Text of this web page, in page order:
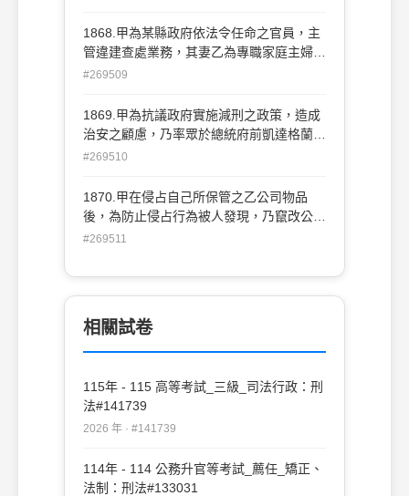
320條) (D)侵占罪(刑法第336條第1項)
1868.甲為某縣政府依法令任命之官員，主
管違建查處業務，其妻乙為專職家庭主婦。
某日，乙在甲不知情之情況下，收取違建戶
問：乙、丙之行為，應如何論處？ (A)乙成
立收受賄賂罪，丙成立行賄罪 (B)乙成立準
#269509
1869.甲為抗議政府實施減刑之政策，造成
治安之顧慮，乃率眾於總統府前凱達格蘭大
道上靜坐抗議，意圖為強暴脅迫，已受該管
行為已經成立刑法上之犯罪，此種犯罪型
態，在學說上稱為： (A)純正作為犯 (B)純
#269510
1870.甲在侵占自己所保管之乙公司物品
後，為防止侵占行為被人發現，乃竄改公司
之帳冊紀錄。試問：依據現行刑法規定及實
占罪與偽造私文書罪，依數罪併罰處斷 (B)
偽造私文書行為屬於不罰後行為，被侵占罪
罰前行為，被偽造私文書行為所吸收，僅論
以偽造私文 書罪 (D)成立侵占罪與偽造私文
#269511
相關試卷
115年 - 115 高等考試_三級_司法行政：刑
法#141739
2026 年 · #141739
114年 - 114 公務升官等考試_薦任_矯正、
法制：刑法#133031